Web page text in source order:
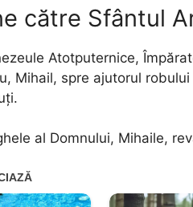
către Sfântul
Atotputernice,
Mihail, spre ajutorul
al Domnului, Mihaile,